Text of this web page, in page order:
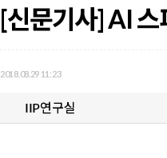
[신문기사] AI 스
2018.08.29 11:23
IIP연구실